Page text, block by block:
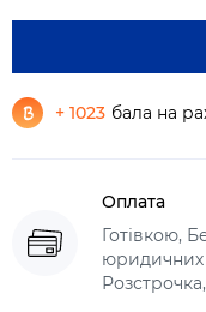
+ 1023 бала на
Оплата
Готівкою,
юридичних